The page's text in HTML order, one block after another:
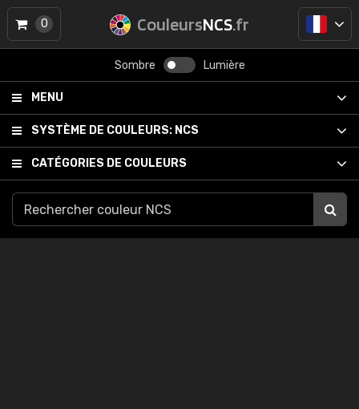
CouleursNCS.fr
Sombre Lumière
MENU
SYSTÈME DE COULEURS: NCS
CATÉGORIES DE COULEURS
0